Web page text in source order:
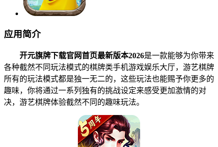
应用简介
开元旗牌下载官网首页最新版本2026是一款能够为你带来
各种截然不同玩法模式的棋牌类手机游戏娱乐大厅，游艺棋牌
所有的玩法模式都是独一无二的，这些玩法也能赐予你更多的
趣味，你将通过一系列独有的挑战设定来感受更加激情的对
决，游艺棋牌体验截然不同的趣味玩法。